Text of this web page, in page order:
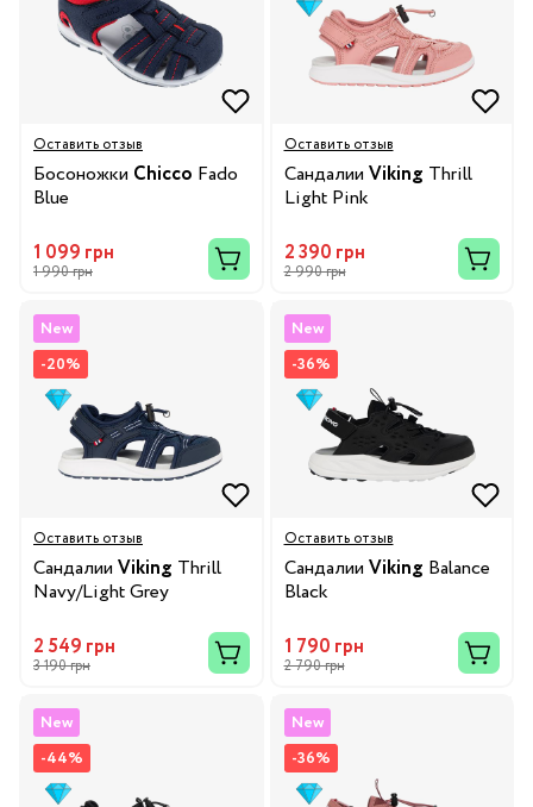
Оставить отзыв
Босоножки Chicco Fado
Blue
1 099 грн
1 990 грн
Оставить отзыв
Сандалии Viking Thrill
Light Pink
2 390 грн
2 990 грн
New
-20%
Оставить отзыв
Сандалии Viking Thrill
Navy/Light Grey
2 549 грн
3 190 грн
New
-36%
Оставить отзыв
Сандалии Viking Balance
Black
1 790 грн
2 790 грн
New
-44%
New
-36%